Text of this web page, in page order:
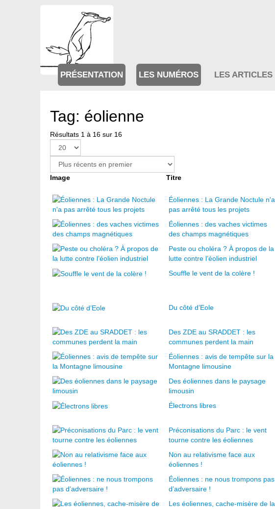
PRÉSENTATION LES NUMÉROS LES ARTICLES
Tag: éolienne
Résultats 1 à 16 sur 16
Image Titre
Éoliennes : La Grande Noctule n'a
pas arrêté tous les projets
Éoliennes : des vaches victimes
des champs magnétiques
Peste ou choléra ? À propos de la
lutte contre l’éolien industriel
Souffle le vent de la colère !
Du côté d’Eole
Des ZDE au SRADDET : les
communes perdent la main
Éoliennes : avis de tempête sur la
Montagne limousine
Des éoliennes dans le paysage
limousin
Électrons libres
Préconisations du Parc : le vent
tourne contre les éoliennes
Non au relativisme face aux
éoliennes !
Éoliennes : ne nous trompons pas
d’adversaire !
Les éoliennes, cache-misère de la